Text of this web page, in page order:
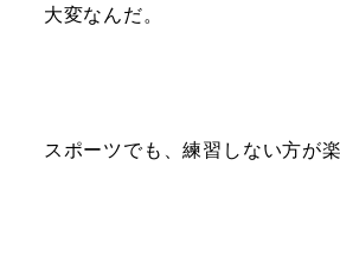
大変なんだ。
スポーツでも、練習しない方が楽